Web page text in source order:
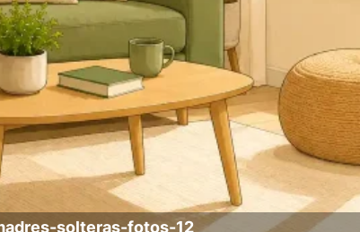
solteras-fotos-12